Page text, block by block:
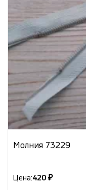
Молния 73229
Цена:420 ₽